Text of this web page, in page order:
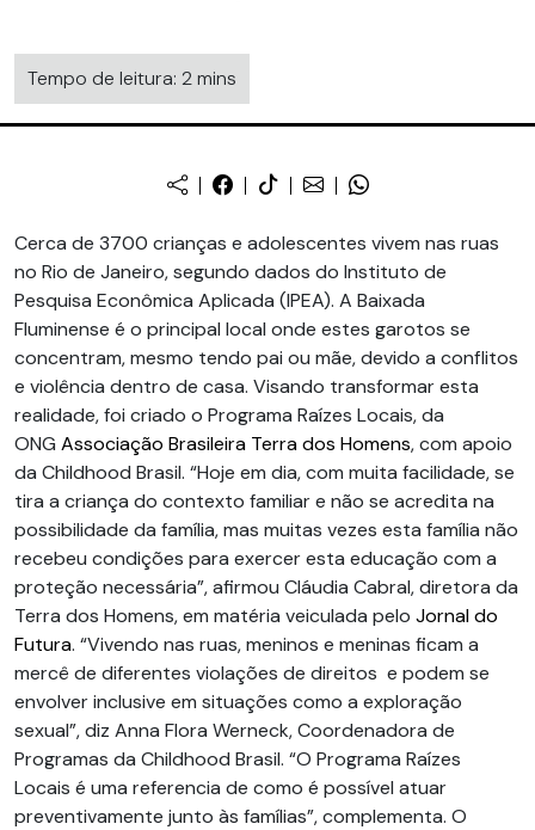
Tempo de leitura: 2 mins
Cerca de 3700 crianças e adolescentes vivem nas ruas
no Rio de Janeiro, segundo dados do Instituto de
Pesquisa Econômica Aplicada (IPEA). A Baixada
Fluminense é o principal local onde estes garotos se
concentram, mesmo tendo pai ou mãe, devido a conflitos
e violência dentro de casa. Visando transformar esta
realidade, foi criado o Programa Raízes Locais, da
ONG Associação Brasileira Terra dos Homens, com apoio
da Childhood Brasil. “Hoje em dia, com muita facilidade, se
tira a criança do contexto familiar e não se acredita na
possibilidade da família, mas muitas vezes esta família não
recebeu condições para exercer esta educação com a
proteção necessária”, afirmou Cláudia Cabral, diretora da
Terra dos Homens, em matéria veiculada pelo Jornal do
Futura. “Vivendo nas ruas, meninos e meninas ficam a
mercê de diferentes violações de direitos e podem se
envolver inclusive em situações como a exploração
sexual”, diz Anna Flora Werneck, Coordenadora de
Programas da Childhood Brasil. “O Programa Raízes
Locais é uma referencia de como é possível atuar
preventivamente junto às famílias”, complementa. O